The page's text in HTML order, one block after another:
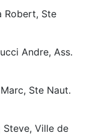
Robert, Ste
Andre, Ass.
Ste Naut.
Ville de